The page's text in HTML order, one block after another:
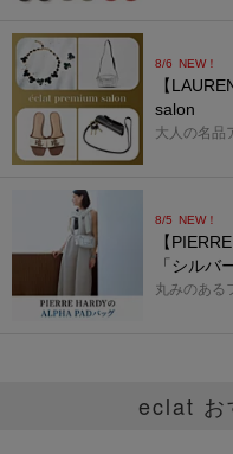
8/6 NEW！
【
salon
大人の名品
8/5 NEW！
【
「シルバ
丸みのある
eclat お